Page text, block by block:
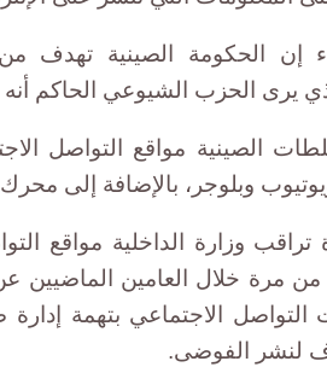
إن الحكومة الصينية تهدف
يرى الحزب الشيوعي الحاكم
الصينية مواقع التواصل
وبلوجر، بالإضافة إلى
تراقب وزارة الداخلية مواقع
من مرة خلال العامين
الاجتماعي بتهمة
لنشر الفوضى.